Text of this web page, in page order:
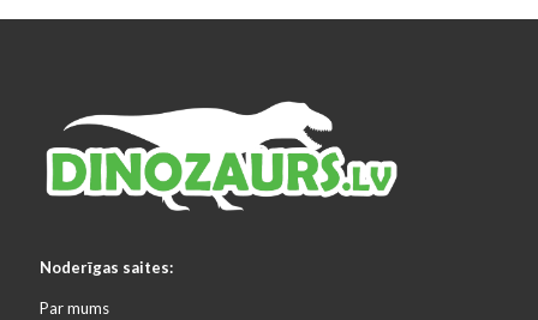
Noderīgas saites:
Par mums